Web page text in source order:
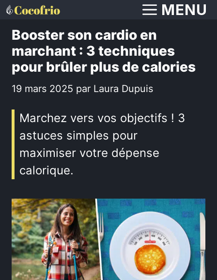
Aller
contenu
MENU
Booster son cardio en
marchant : 3 techniques
pour brûler plus de calories
19 mars 2025 par Laura Dupuis
Marchez vers vos objectifs ! 3
astuces simples pour
maximiser votre dépense
calorique.